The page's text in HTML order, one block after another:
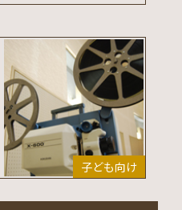
子ども向け